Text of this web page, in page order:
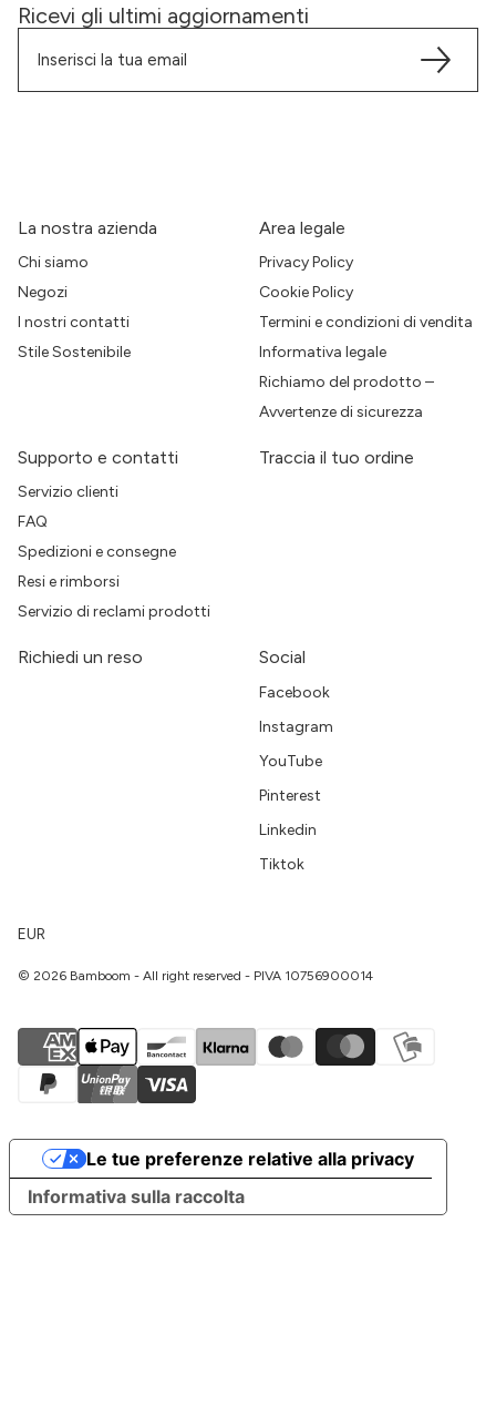
Ricevi gli ultimi aggiornamenti
La nostra azienda
Chi siamo
Negozi
I nostri contatti
Stile Sostenibile
Area legale
Privacy Policy
Cookie Policy
Termini e condizioni di vendita
Informativa legale
Richiamo del prodotto –
Avvertenze di sicurezza
Supporto e contatti
Servizio clienti
FAQ
Spedizioni e consegne
Resi e rimborsi
Servizio di reclami prodotti
Traccia il tuo ordine
Richiedi un reso Social
Facebook
Instagram
YouTube
Pinterest
Linkedin
Tiktok
EUR
© 2026 Bamboom - All right reserved - PIVA 10756900014
Informativa sulla raccolta
Le tue preferenze relative alla privacy